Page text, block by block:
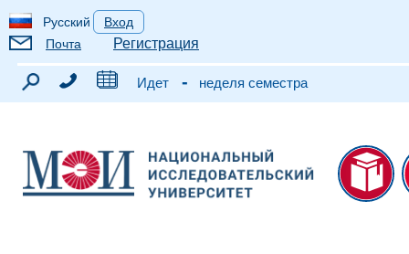
Русский
Вход
Почта
Регистрация
Идет - неделя семестра